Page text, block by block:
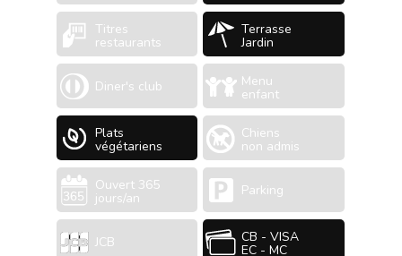
Titres
restaurants
Terrasse
Jardin
Diner's club Menu
enfant
Plats
végétariens
Chiens
non admis
Ouvert 365
jours/an Parking
JCB CB - VISA
EC - MC